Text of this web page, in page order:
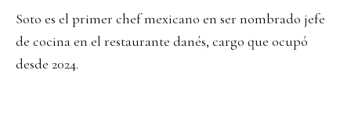
Soto es el primer chef mexicano en ser nombrado jefe
de cocina en el restaurante danés, cargo que ocupó
desde 2024.